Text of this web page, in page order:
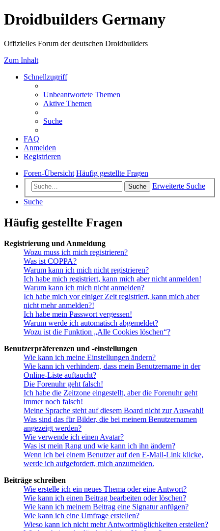
Droidbuilders Germany
Offizielles Forum der deutschen Droidbuilders
Zum Inhalt
Schnellzugriff
Unbeantwortete Themen
Aktive Themen
Suche
FAQ
Anmelden
Registrieren
Foren-Übersicht Häufig gestellte Fragen
Suche
Erweiterte Suche
Suche
Häufig gestellte Fragen
Registrierung und Anmeldung
Wozu muss ich mich registrieren?
Was ist COPPA?
Warum kann ich mich nicht registrieren?
Ich habe mich registriert, kann mich aber nicht anmelden!
Warum kann ich mich nicht anmelden?
Ich habe mich vor einiger Zeit registriert, kann mich aber
nicht mehr anmelden?!
Ich habe mein Passwort vergessen!
Warum werde ich automatisch abgemeldet?
Wozu ist die Funktion „Alle Cookies löschen“?
Benutzerpräferenzen und -einstellungen
Wie kann ich meine Einstellungen ändern?
Wie kann ich verhindern, dass mein Benutzername in der
Online-Liste auftaucht?
Die Forenuhr geht falsch!
Ich habe die Zeitzone eingestellt, aber die Forenuhr geht
immer noch falsch!
Meine Sprache steht auf diesem Board nicht zur Auswahl!
Was sind das für Bilder, die bei meinem Benutzernamen
angezeigt werden?
Wie verwende ich einen Avatar?
Was ist mein Rang und wie kann ich ihn ändern?
Wenn ich bei einem Benutzer auf den E-Mail-Link klicke,
werde ich aufgefordert, mich anzumelden.
Beiträge schreiben
Wie erstelle ich ein neues Thema oder eine Antwort?
Wie kann ich einen Beitrag bearbeiten oder löschen?
Wie kann ich meinem Beitrag eine Signatur anfügen?
Wie kann ich eine Umfrage erstellen?
Wieso kann ich nicht mehr Antwortmöglichkeiten erstellen?